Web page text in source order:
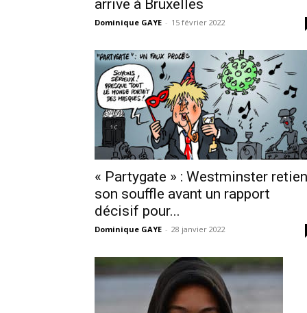
arrive à Bruxelles
Dominique GAYE - 15 février 2022
« Partygate » : Westminster
son souffle avant un rapport
décisif pour...
Dominique GAYE - 28 janvier 2022